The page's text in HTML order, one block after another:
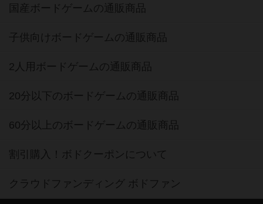
国産ボードゲームの通販商品
子供向けボードゲームの通販商品
2人用ボードゲームの通販商品
20分以下のボードゲームの通販商品
60分以上のボードゲームの通販商品
割引購入！ボドクーポンについて
クラウドファンディング ボドファン